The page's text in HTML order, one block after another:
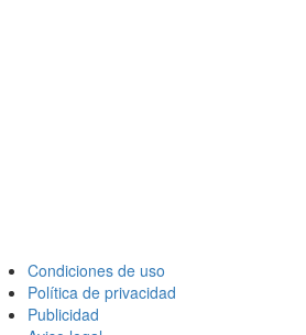
Condiciones de uso
Política de privacidad
Publicidad